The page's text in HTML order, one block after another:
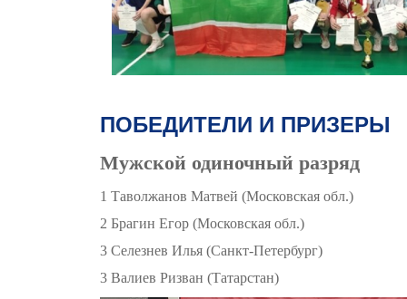
ПОБЕДИТЕЛИ И ПРИЗЕРЫ
Мужской одиночный разряд
1 Таволжанов Матвей (Московская обл.)
2 Брагин Егор (Московская обл.)
3 Селезнев Илья (Санкт-Петербург)
3 Валиев Ризван (Татарстан)